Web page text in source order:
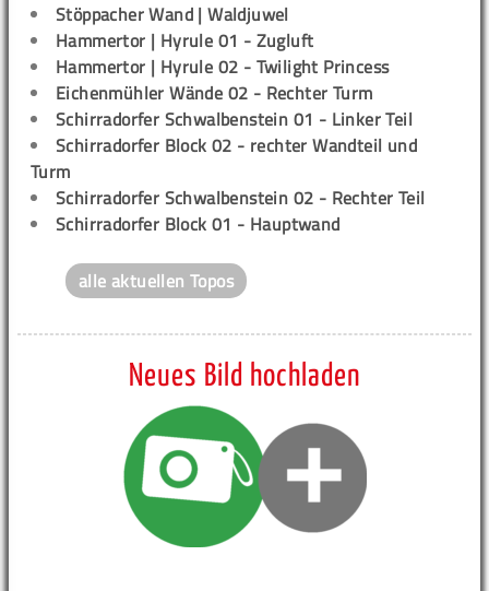
Stöppacher Wand | Waldjuwel
Hammertor | Hyrule 01 - Zugluft
Hammertor | Hyrule 02 - Twilight Princess
Eichenmühler Wände 02 - Rechter Turm
Schirradorfer Schwalbenstein 01 - Linker Teil
Schirradorfer Block 02 - rechter Wandteil und
Turm
Schirradorfer Schwalbenstein 02 - Rechter Teil
Schirradorfer Block 01 - Hauptwand
alle aktuellen Topos
Neues Bild hochladen